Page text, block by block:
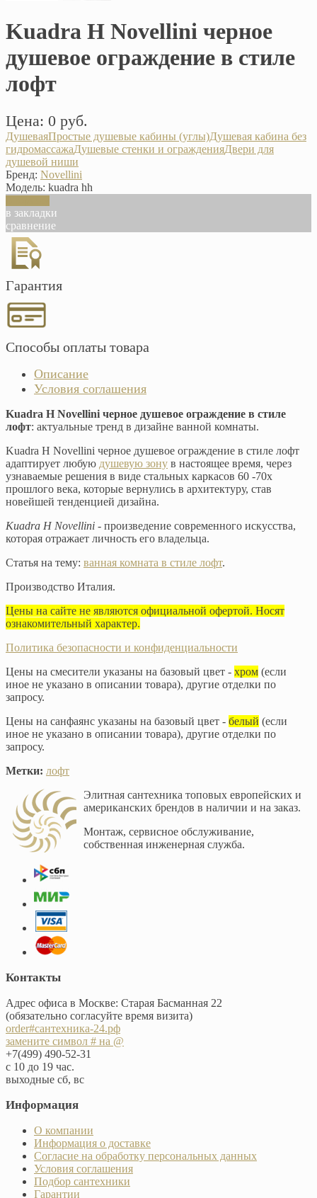
Kuadra H Novellini черное
душевое ограждение в стиле
лофт
Цена: 0 руб.
ДушеваяПростые душевые кабины (углы)Душевая кабина без
гидромассажаДушевые стенки и огражденияДвери для
душевой ниши
Бренд: Novellini
Модель: kuadra hh
в закладки
сравнение
Гарантия
Способы оплаты товара
Описание
Условия соглашения
Kuadra H Novellini черное душевое ограждение в стиле
лофт: актуальные тренд в дизайне ванной комнаты.
Kuadra H Novellini черное душевое ограждение в стиле лофт
адаптирует любую душевую зону в настоящее время, через
узнаваемые решения в виде стальных каркасов 60 -70х
прошлого века, которые вернулись в архитектуру, став
новейшей тенденцией дизайна.
Kuadra H Novellini - произведение современного искусства,
которая отражает личность его владельца.
Статья на тему: ванная комната в стиле лофт.
Производство Италия.
Цены на сайте не являются официальной офертой. Носят
ознакомительный характер.
Политика безопасности и конфиденциальности
Цены на смесители указаны на базовый цвет - хром (если
иное не указано в описании товара), другие отделки по
запросу.
Цены на санфаянс указаны на базовый цвет - белый (если
иное не указано в описании товара), другие отделки по
запросу.
Метки: лофт
Элитная сантехника топовых европейских и
американских брендов в наличии и на заказ.
Монтаж, сервисное обслуживание,
собственная инженерная служба.
Контакты
Адрес офиса в Москве: Старая Басманная 22
(обязательно согласуйте время визита)
order#сантехника-24.рф
замените символ # на @
+7(499) 490-52-31
с 10 до 19 час.
выходные сб, вс
Информация
О компании
Информация о доставке
Согласие на обработку персональных данных
Условия соглашения
Подбор сантехники
Гарантии